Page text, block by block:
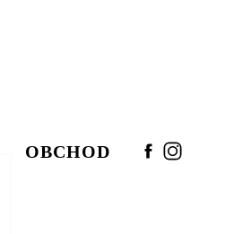
OBCHOD